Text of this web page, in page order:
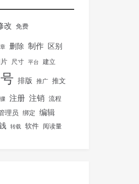
改 免费
删除 制作 区别
尺寸 平台 建立
排版 推广 推文
注册 注销 流程
理员 绑定 编辑
转载 软件 阅读量